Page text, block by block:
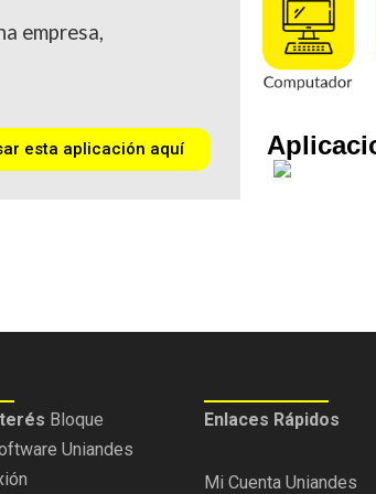
empresa,
esta aplicación aquí
Bloque
Uniandes
Enlaces Rápidos
Mi Cuenta Uniandes